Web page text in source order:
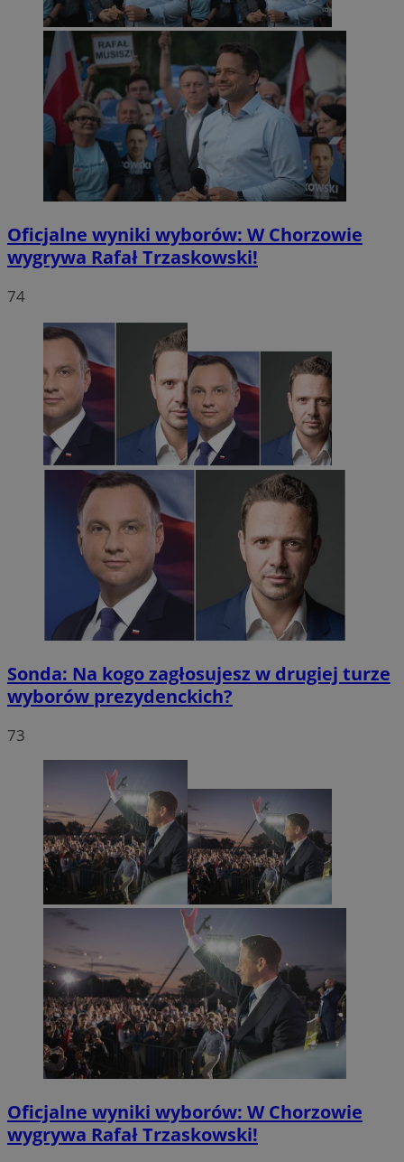
Oficjalne wyniki wyborów: W Chorzowie
wygrywa Rafał Trzaskowski!
74
Sonda: Na kogo zagłosujesz w drugiej turze
wyborów prezydenckich?
73
Oficjalne wyniki wyborów: W Chorzowie
wygrywa Rafał Trzaskowski!